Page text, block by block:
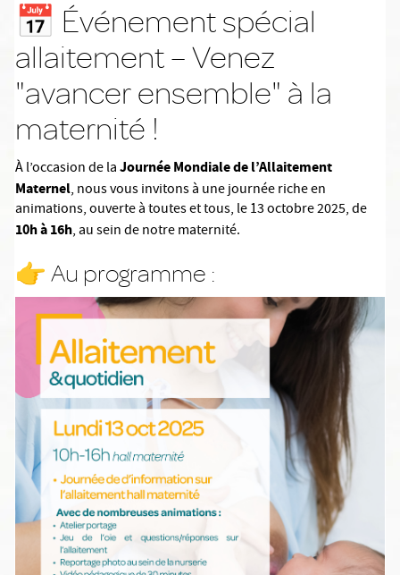
📅 Événement spécial
allaitement – Venez
"avancer ensemble" à la
maternité !
À l’occasion de laJournée Mondiale de l’Allaitement
Maternel, nous vous invitons à une journée riche en
animations, ouverte à toutes et tous, le 13 octobre 2025, de
10h à 16h, au sein de notre maternité.
👉 Au programme :